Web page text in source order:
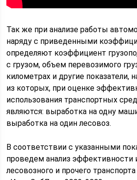
Так же при анализе работы
наряду с приведенными
определяют коэффициент
с грузом, объем перевозимого
километрах и другие показатели,
из которых, при оценке
использования транспортных
являются: выработка на одну
выработка на один лесовоз.
В соответствии с указанными
проведем анализ эффективности
лесовозного и прочего